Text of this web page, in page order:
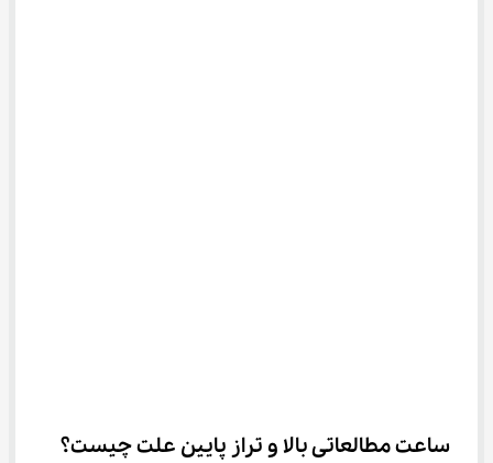
ساعت مطالعاتی بالا و تراز پایین علت چیست؟